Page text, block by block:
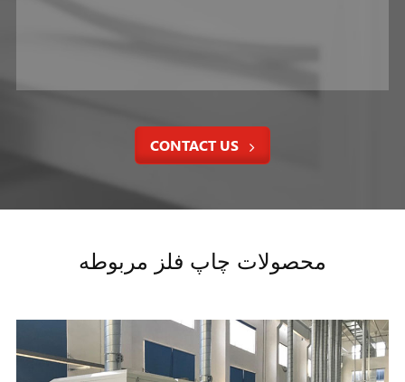
CONTACT US
محصولات چاپ فلز مربوطه